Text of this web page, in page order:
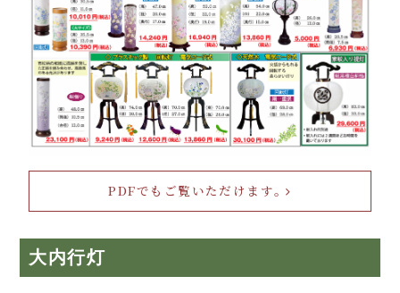
PDFでもご覧いただけます｡
大内行灯